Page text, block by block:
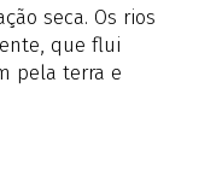
seca. Os rios
que flui
pela terra e